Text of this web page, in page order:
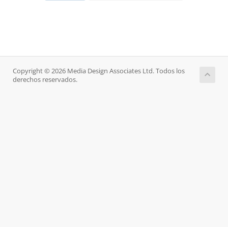
Copyright © 2026 Media Design Associates Ltd. Todos los
derechos reservados.